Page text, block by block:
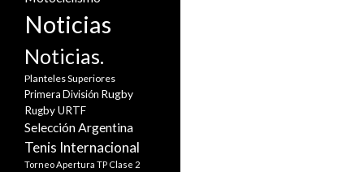
Noticias
Noticias.
Planteles Superiores
Primera División Rugby
Rugby URTF
Selección Argentina
Tenis Internacional
Torneo Apertura TP Clase 2